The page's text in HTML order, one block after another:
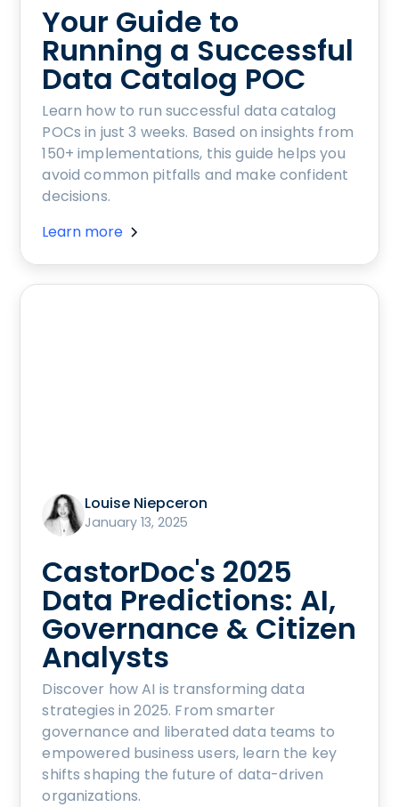
Your Guide to
Running a Successful
Data Catalog POC
Learn how to run successful data catalog
POCs in just 3 weeks. Based on insights from
150+ implementations, this guide helps you
avoid common pitfalls and make confident
decisions.
Learn more
Louise Niepceron
January 13, 2025
CastorDoc's 2025
Data Predictions: AI,
Governance & Citizen
Analysts
Discover how AI is transforming data
strategies in 2025. From smarter
governance and liberated data teams to
empowered business users, learn the key
shifts shaping the future of data-driven
organizations.